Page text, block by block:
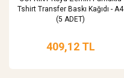
Tshirt Transfer Baskı Kağıdı - A4
(5 ADET)
409,12 TL